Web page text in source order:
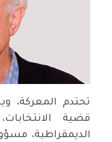
تحتدم المعركة،
قضية
الديمقراطية،